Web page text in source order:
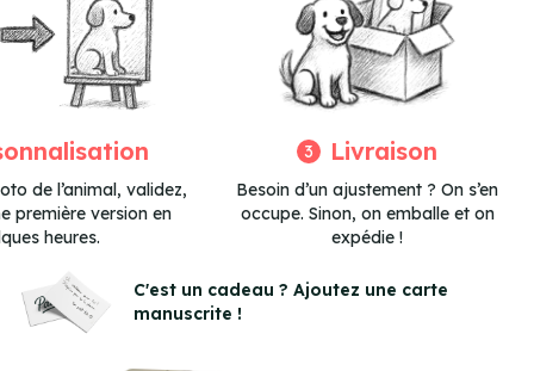
de l’animal, validez,
première version en
heures.
3 Livraison
Besoin d’un ajustement ? On s’en
occupe. Sinon, on emballe et on
expédie !
C'est un cadeau ? Ajoutez une carte
manuscrite !